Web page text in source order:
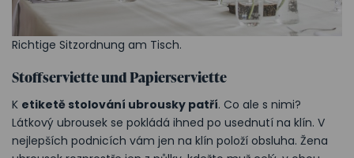
Richtige Sitzordnung am Tisch.
Stoffserviette und Papierserviette
K etiketě stolování ubrousky patří. Co ale s nimi?
Látkový ubrousek se pokládá ihned po usednutí na klín. V
nejlepších podnicích vám jen na klín položí obsluha. Žena